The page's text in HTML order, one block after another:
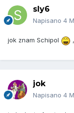
sly6
Napisano 4
jok znam Schipol
jok
Napisano 4